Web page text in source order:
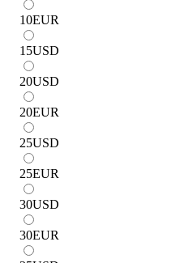
10EUR
15USD
20USD
20EUR
25USD
25EUR
30USD
30EUR